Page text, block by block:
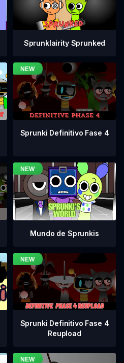
Sprunklairity Sprunked
Sprunki Definitivo Fase 4
Mundo de Sprunkis
Sprunki Definitivo Fase 4
Reupload